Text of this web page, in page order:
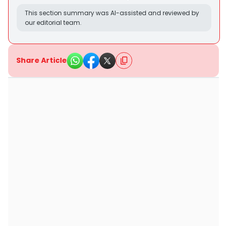
This section summary was AI-assisted and reviewed by
our editorial team.
Share Article